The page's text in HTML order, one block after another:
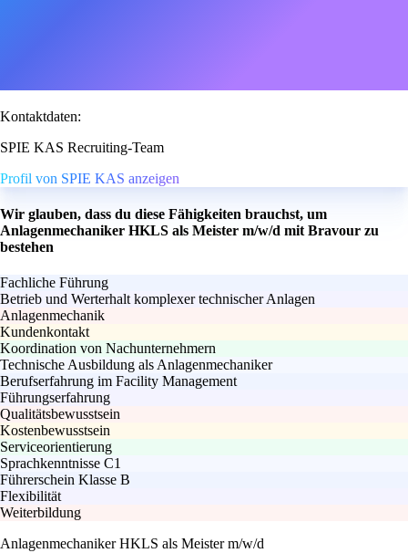
Kontaktdaten:
SPIE KAS Recruiting-Team
Profil von SPIE KAS anzeigen
Wir glauben, dass du diese Fähigkeiten brauchst, um
Anlagenmechaniker HKLS als Meister m/w/d mit Bravour zu
bestehen
Fachliche Führung
Betrieb und Werterhalt komplexer technischer Anlagen
Anlagenmechanik
Kundenkontakt
Koordination von Nachunternehmern
Technische Ausbildung als Anlagenmechaniker
Berufserfahrung im Facility Management
Führungserfahrung
Qualitätsbewusstsein
Kostenbewusstsein
Serviceorientierung
Sprachkenntnisse C1
Führerschein Klasse B
Flexibilität
Weiterbildung
Anlagenmechaniker HKLS als Meister m/w/d